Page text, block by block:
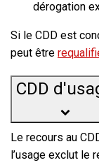
dérogation
Si le CDD est
peut être
CDD
Le recours au
l’usage exclut le